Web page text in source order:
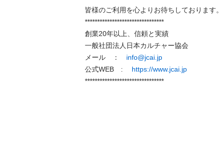
皆様のご利用を心よりお待ちしております。
********************************
創業20年以上、信頼と実績
一般社団法人日本カルチャー協会
メール　： info@jcai.jp
公式WEB　: https://www.jcai.jp
********************************